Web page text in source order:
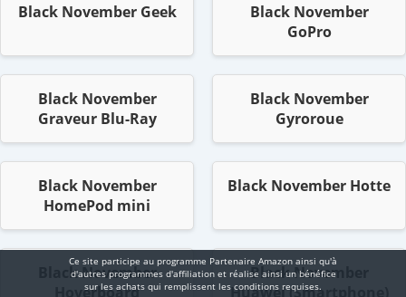
Black November Geek
Black November
GoPro
Black November
Graveur Blu-Ray
Black November
Gyroroue
Black November
HomePod mini
Black November Hotte
Black November
Hoverboard
Black November
Huawei (Smartphone)
Ce site participe au programme Partenaire Αmazοn ainsi qu'à
d'autres programmes d'affiliation et réalise ainsi un bénéfice
sur les achats qui remplissent les conditions requises.